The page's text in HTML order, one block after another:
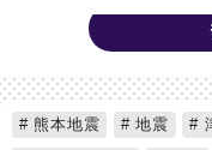
熊本地震 地震